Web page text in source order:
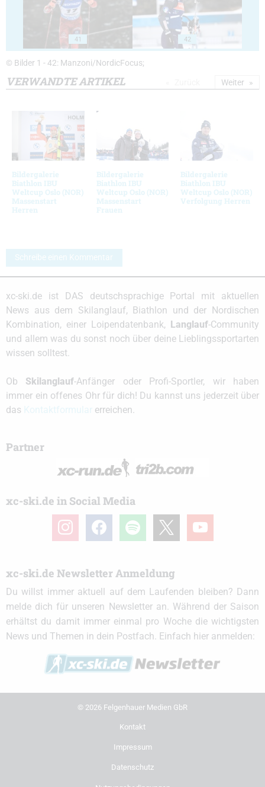
41 42
© Bilder 1 - 42: Manzoni/NordicFocus;
VERWANDTE ARTIKEL
Bildergalerie
Biathlon IBU
Weltcup Oslo (NOR)
Massenstart
Herren
Bildergalerie
Biathlon IBU
Weltcup Oslo (NOR)
Massenstart
Frauen
Bildergalerie
Biathlon IBU
Weltcup Oslo (NOR)
Verfolgung Herren
Weiter
Schreibe einen Kommentar
xc-ski.de ist DAS deutschsprachige Portal mit aktuellen
News aus dem Skilanglauf, Biathlon und der Nordischen
Kombination, einer Loipendatenbank,
Langlauf-Community
und allem was du sonst noch über deine Lieblingssportarten
wissen solltest.
Ob Skilanglauf-Anfänger oder Profi-Sportler, wir haben
immer ein offenes Ohr für dich! Du kannst uns jederzeit über
das
erreichen.
Partner
xc-ski.de in Social Media
instagramfacebook spotify youtube
xc-ski.de Newsletter Anmeldung
Du willst immer aktuell auf dem Laufenden bleiben? Dann
melde dich für unseren Newsletter an. Während der Saison
erhältst du damit immer einmal pro Woche die wichtigsten
News und Themen in dein Postfach. Einfach hier anmelden:
© 2026 Felgenhauer Medien GbR
Kontakt
Impressum
Datenschutz